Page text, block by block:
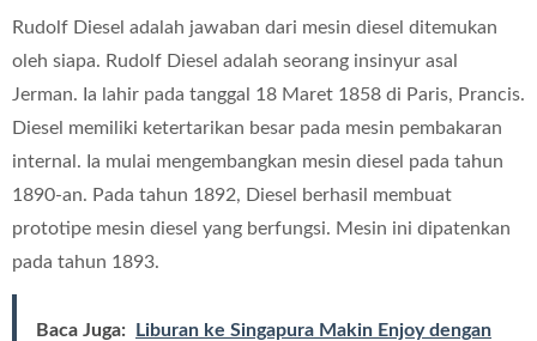
Rudolf Diesel adalah jawaban dari mesin diesel ditemukan
oleh siapa. Rudolf Diesel adalah seorang insinyur asal
Jerman. Ia lahir pada tanggal 18 Maret 1858 di Paris, Prancis.
Diesel memiliki ketertarikan besar pada mesin pembakaran
internal. Ia mulai mengembangkan mesin diesel pada tahun
1890-an. Pada tahun 1892, Diesel berhasil membuat
prototipe mesin diesel yang berfungsi. Mesin ini dipatenkan
pada tahun 1893.
Baca Juga:
Liburan ke Singapura Makin Enjoy dengan